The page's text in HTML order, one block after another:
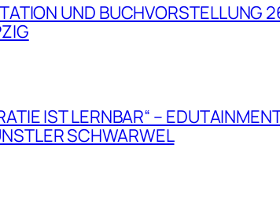
UND BUCHVORSTELLUNG
IST LERNBAR“ –
SCHWARWEL